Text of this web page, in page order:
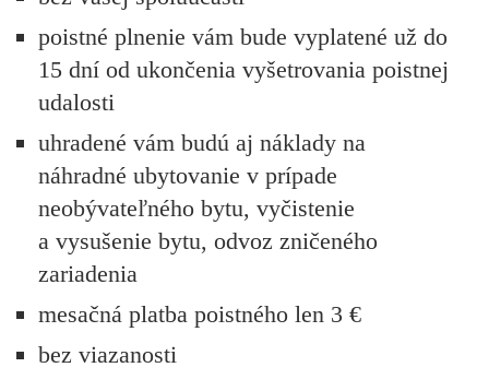
poistné plnenie vám bude vyplatené už do
15 dní od ukončenia vyšetrovania poistnej
udalosti
uhradené vám budú aj náklady na
náhradné ubytovanie v prípade
neobývateľného bytu, vyčistenie
a vysušenie bytu, odvoz zničeného
zariadenia
mesačná platba poistného len 3 €
bez viazanosti